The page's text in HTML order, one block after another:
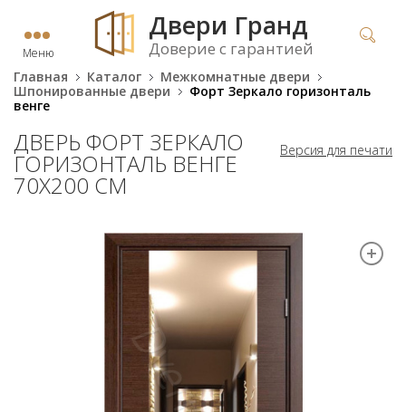
Меню
Двери Гранд
Доверие с гарантией
Главная Каталог
Межкомнатные двери
Шпонированные двери
Форт Зеркало горизонталь
венге
Версия для печати
ДВЕРЬ ФОРТ ЗЕРКАЛО
ГОРИЗОНТАЛЬ ВЕНГЕ
70Х200 СМ